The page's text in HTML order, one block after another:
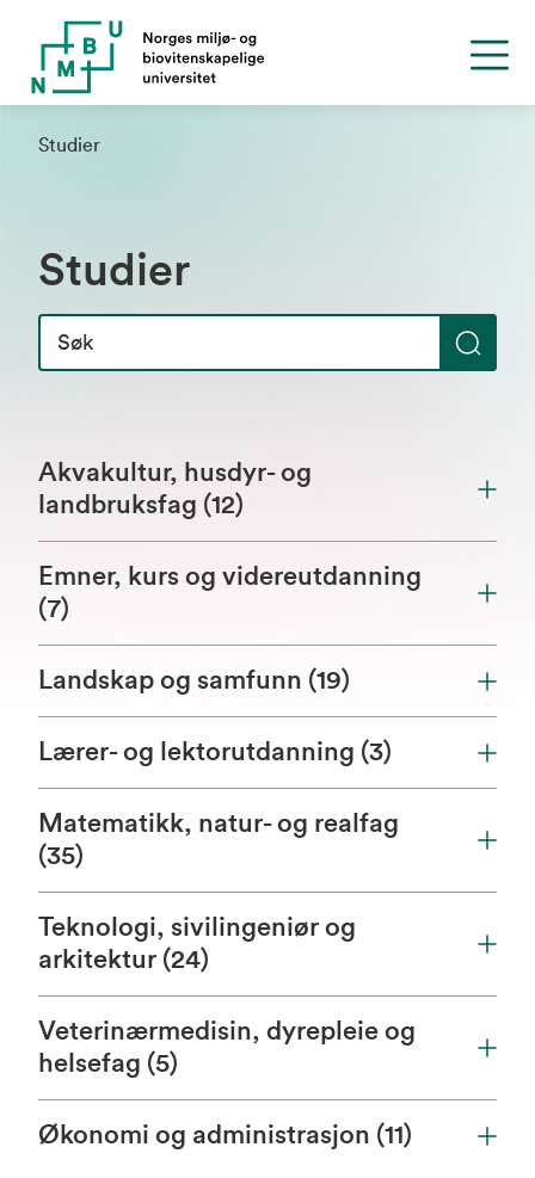
Studier
Studier
Akvakultur, husdyr- og
landbruksfag (12)
Emner, kurs og videreutdanning
(7)
Landskap og samfunn (19)
Lærer- og lektorutdanning (3)
Matematikk, natur- og realfag
(35)
Teknologi, sivilingeniør og
arkitektur (24)
Veterinærmedisin, dyrepleie og
helsefag (5)
Økonomi og administrasjon (11)